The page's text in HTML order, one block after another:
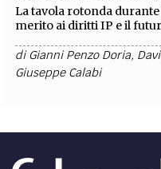
La tavola rotonda
merito ai diritti IP e il
diGianni Penzo Doria,
Giuseppe Calabi